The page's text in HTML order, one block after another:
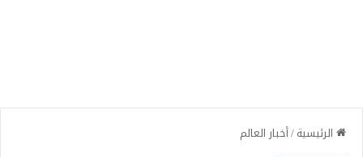
الرئيسية/أخبار العالم